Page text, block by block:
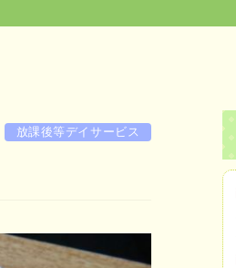
放課後等デイサービス